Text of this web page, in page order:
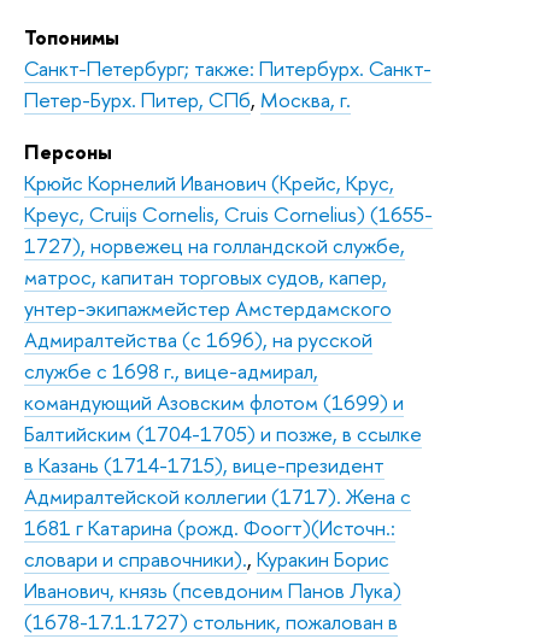
Топонимы
Санкт-Петербург; также: Питербурх. Санкт-
Петер-Бурх. Питер, СПб, Москва, г.
Персоны
Крюйс Корнелий Иванович (Крейс, Крус,
Креус, Cruijs Cornelis, Cruis Cornelius) (1655-
1727), норвежец на голландской службе,
матрос, капитан торговых судов, капер,
унтер-экипажмейстер Амстердамского
Адмиралтейства (с 1696), на русской
службе с 1698 г., вице-адмирал,
командующий Азовским флотом (1699) и
Балтийским (1704-1705) и позже, в ссылке
в Казань (1714-1715), вице-президент
Адмиралтейской коллегии (1717). Жена с
1681 г Катарина (рожд. Фоогт)(Источн.:
словари и справочники)., Куракин Борис
Иванович, князь (псевдоним Панов Лука)
(1678-17.1.1727) стольник, пожалован в